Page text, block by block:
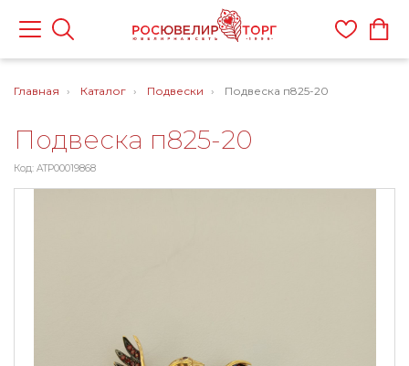
Главная Каталог Подвески Подвеска п825-20
Подвеска п825-20
Код: ATP00019868